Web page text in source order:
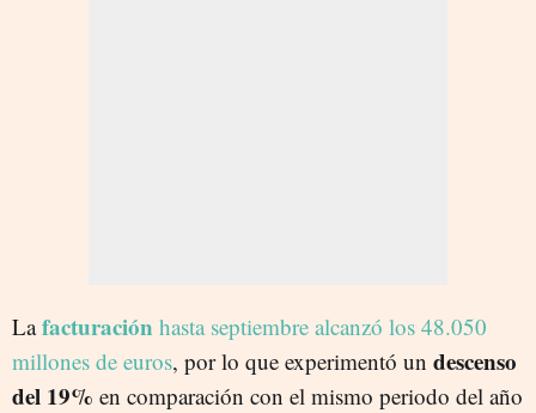
Lafacturación hasta septiembre alcanzó los 48.050
millones de euros, por lo que experimentó un descenso
del 19% en comparación con el mismo periodo del año